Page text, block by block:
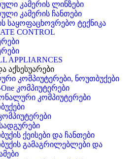
კამერის ლინზები
კამერის ჩანთები
საყოფაცხოვრებო ტექნიკა
CONTROL
APPLIARNCES
აქსესუარები
კომპიუტერები, ნოუთბუქები
კომპიუტერები
კომპიუტერები
ქეისები და ჩანთები
გამაგრილებლები და